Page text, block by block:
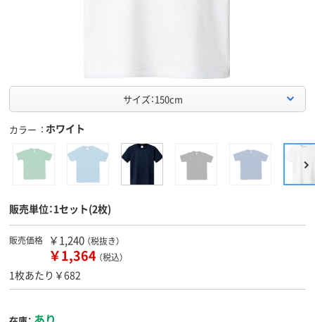
サイズ：150cm
カラー ホワイト
販売単位：1セット(2枚)
販売価格 ￥1,240 （税抜き）
￥1,364 （税込）
1枚あたり￥682